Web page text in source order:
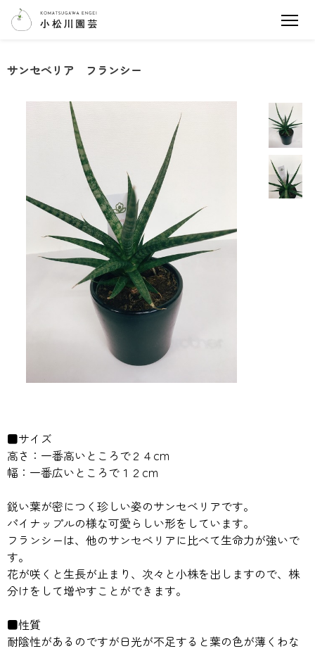
サンセベリア フランシー
■サイズ
高さ：一番高いところで２４cm
幅：一番広いところで１２cm
鋭い葉が密につく珍しい姿のサンセベリアです。
パイナップルの様な可愛らしい形をしています。
フランシーは、他のサンセベリアに比べて生命力が強いで
す。
花が咲くと生長が止まり、次々と小株を出しますので、株
分けをして増やすことができます。
■性質
耐陰性があるのですが日光が不足すると葉の色が薄くわな